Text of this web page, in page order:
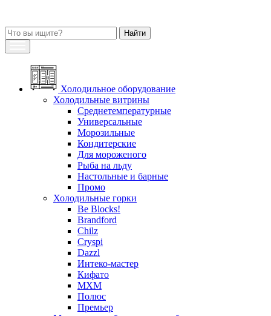
Холодильное оборудование
Холодильные витрины
Среднетемпературные
Универсальные
Морозильные
Кондитерские
Для мороженого
Рыба на льду
Настольные и барные
Промо
Холодильные горки
Be Blocks!
Brandford
Chilz
Cryspi
Dazzl
Интеко-мастер
Кифато
МХМ
Полюс
Премьер